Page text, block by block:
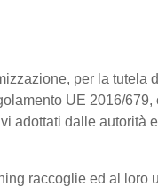
per la tutela
UE 2016/
adottati dalle autorità
raccoglie ed al loro